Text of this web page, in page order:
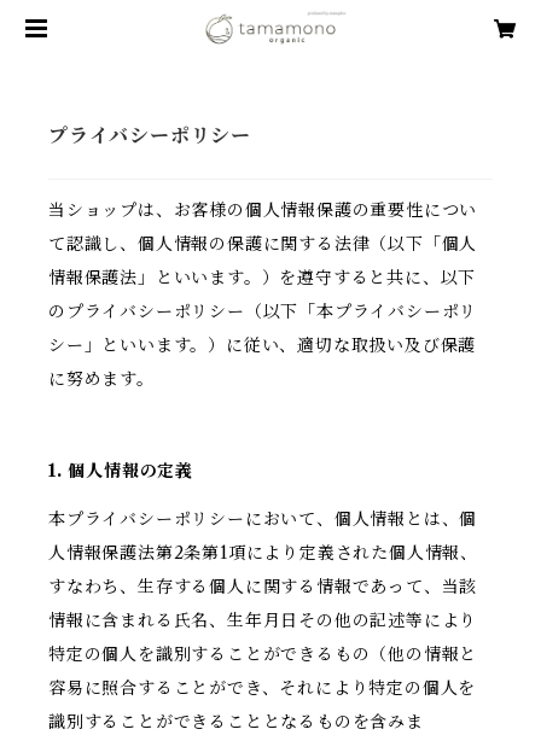
プライバシーポリシー
当ショップは、お客様の個人情報保護の重要性につい
て認識し、個人情報の保護に関する法律（以下「個人
情報保護法」といいます。）を遵守すると共に、以下
のプライバシーポリシー（以下「本プライバシーポリ
シー」といいます。）に従い、適切な取扱い及び保護
に努めます。
1. 個人情報の定義
本プライバシーポリシーにおいて、個人情報とは、個
人情報保護法第2条第1項により定義された個人情報、
すなわち、生存する個人に関する情報であって、当該
情報に含まれる氏名、生年月日その他の記述等により
特定の個人を識別することができるもの（他の情報と
容易に照合することができ、それにより特定の個人を
識別することができることとなるものを含みま